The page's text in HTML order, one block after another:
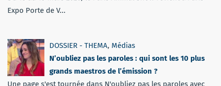
Expo Porte de V...
DOSSIER - THEMA, Médias
N’oubliez pas les paroles : qui sont les 10 plus
grands maestros de l’émission ?
Une page s'est tournée dans N'oubliez pas les paroles avec